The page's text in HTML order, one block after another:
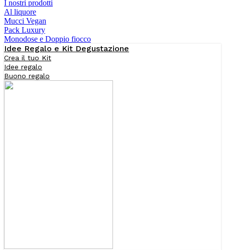
I nostri prodotti
Al liquore
Mucci Vegan
Pack Luxury
Monodose e Doppio fiocco
Idee Regalo e Kit Degustazione
Crea il tuo Kit
Idee regalo
Buono regalo